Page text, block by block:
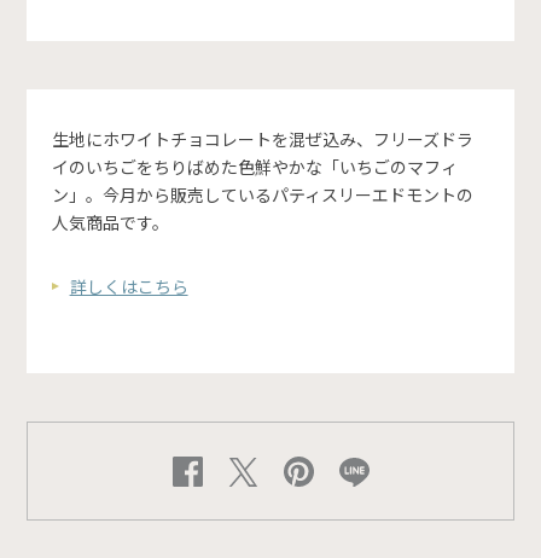
生地にホワイトチョコレートを混ぜ込み、フリーズドラ
イのいちごをちりばめた色鮮やかな「いちごのマフィ
ン」。今月から販売しているパティスリーエドモントの
人気商品です。
詳しくはこちら